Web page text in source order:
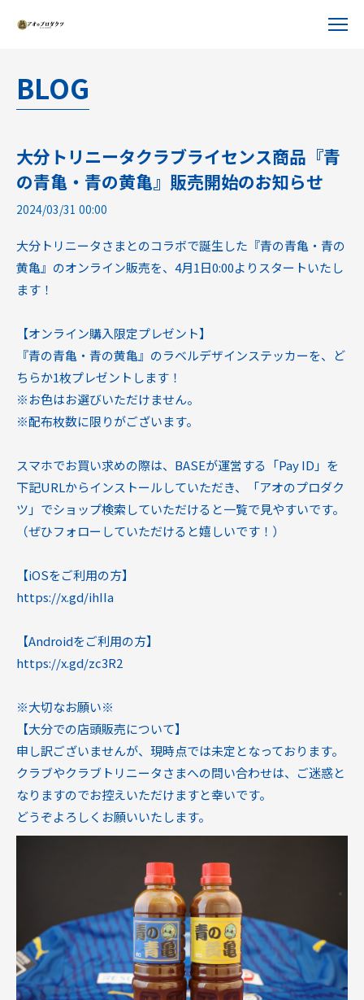
BLOG
大分トリニータクラブライセンス商品『青
の青亀・青の黄亀』販売開始のお知らせ
2024/03/31 00:00
大分トリニータさまとのコラボで誕生した『青の青亀・青の
黄亀』のオンライン販売を、4月1日0:00よりスタートいたし
ます！
【オンライン購入限定プレゼント】
『青の青亀・青の黄亀』のラベルデザインステッカーを、ど
ちらか1枚プレゼントします！
※お色はお選びいただけません。
※配布枚数に限りがございます。
スマホでお買い求めの際は、BASEが運営する「Pay ID」を
下記URLからインストールしていただき、「アオのプロダク
ツ」でショップ検索していただけると一覧で見やすいです。
（ぜひフォローしていただけると嬉しいです！）
【iOSをご利用の方】
https://x.gd/ihIIa
【Androidをご利用の方】
https://x.gd/zc3R2
※大切なお願い※
【大分での店頭販売について】
申し訳ございませんが、現時点では未定となっております。
クラブやクラブトリニータさまへの問い合わせは、ご迷惑と
なりますのでお控えいただけますと幸いです。
どうぞよろしくお願いいたします。